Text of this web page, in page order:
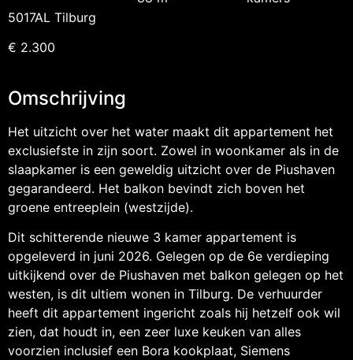
5017AL Tilburg
€ 2.300
Omschrijving
Het uitzicht over het water maakt dit appartement het
exclusiefste in zijn soort. Zowel in woonkamer als in de
slaapkamer is een geweldig uitzicht over de Piushaven
gegarandeerd. Het balkon bevindt zich boven het
groene entreeplein (westzijde).
Dit schitterende nieuwe 3 kamer appartement is
opgeleverd in juni 2026. Gelegen op de 6e verdieping
uitkijkend over de Piushaven met balkon gelegen op het
westen, is dit ultiem wonen in Tilburg. De verhuurder
heeft dit appartement ingericht zoals hij hetzelf ook wil
zien, dat houdt in, een zeer luxe keuken van alles
voorzien inclusief een Bora kookplaat, Siemens